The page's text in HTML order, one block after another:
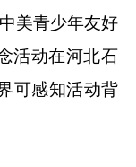
美青少年友好
活动在河北石
可感知活动背